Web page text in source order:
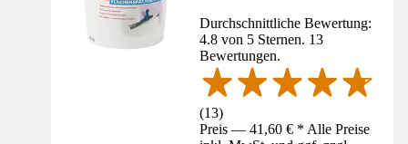
Durchschnittliche Bewertung:
4.8 von 5 Sternen. 13
Bewertungen.
(13)
Preis — 41,60 € * Alle Preise